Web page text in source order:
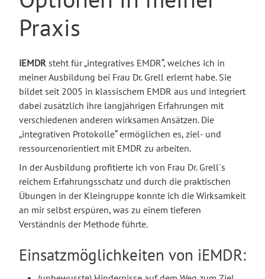
Praxis
iEMDR steht für „integratives EMDR“, welches ich in
meiner Ausbildung bei Frau Dr. Grell erlernt habe. Sie
bildet seit 2005 in klassischem EMDR aus und integriert
dabei zusätzlich ihre langjährigen Erfahrungen mit
verschiedenen anderen wirksamen Ansätzen. Die
„integrativen Protokolle“ ermöglichen es, ziel- und
ressourcenorientiert mit EMDR zu arbeiten.
In der Ausbildung profitierte ich von Frau Dr. Grell´s
reichem Erfahrungsschatz und durch die praktischen
Übungen in der Kleingruppe konnte ich die Wirksamkeit
an mir selbst erspüren, was zu einem tieferen
Verständnis der Methode führte.
Einsatzmöglichkeiten von iEMDR: